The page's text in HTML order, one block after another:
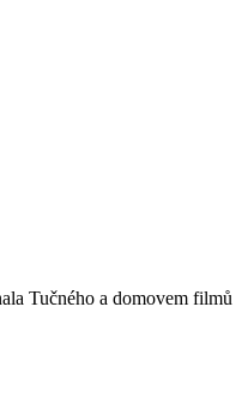
Tučného a domovem filmů